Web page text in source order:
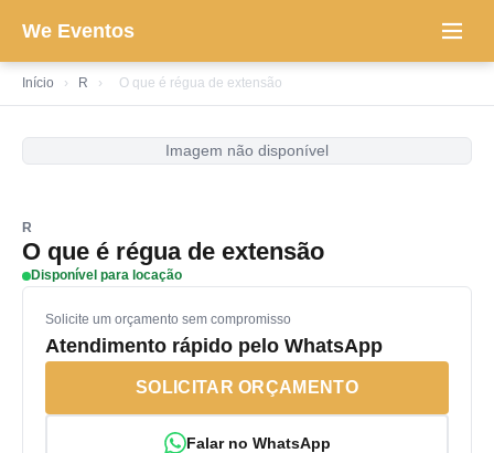
We Eventos
Início › R › O que é régua de extensão
Imagem não disponível
R
O que é régua de extensão
Disponível para locação
Solicite um orçamento sem compromisso
Atendimento rápido pelo WhatsApp
SOLICITAR ORÇAMENTO
Falar no WhatsApp